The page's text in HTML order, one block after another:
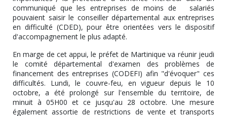
communiqué que les entreprises de moins de salariés
pouvaient saisir le conseiller départemental aux entreprises
en difficulté (CDED), pour être orientées vers le dispositif
d'accompagnement le plus adapté.
En marge de cet appui, le préfet de Martinique va réunir jeudi
le comité départemental d'examen des problèmes de
financement des entreprises (CODEFI) afin "d'évoquer" ces
difficultés. Lundi, le couvre-feu, en vigueur depuis le 10
octobre, a été prolongé sur l'ensemble du territoire, de
minuit à 05H00 et ce jusqu'au 28 octobre. Une mesure
également assortie de restrictions de vente et transports